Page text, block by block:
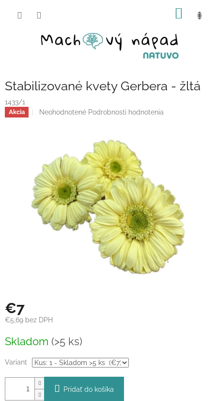
Stabilizované kvety Gerbera - žltá
1433/1
Akcia
Priemerné
5
hviezdičiek.
Neohodnotené Podrobnosti hodnotenia
€7
€5,69 bez DPH
cena:
Skladom (>5 ks)
Variant
Pridať do košíka